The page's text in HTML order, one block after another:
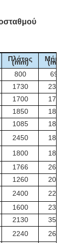
Πλάτος
(mm) Μήκος
(mm)
800
696
1730
2300
1700
1700
1850
1845
1085
1860
2450
1850
1800
1880
1766
2680
1260
2090
2400
2200
1600
2330
2130
3500
2240
2650